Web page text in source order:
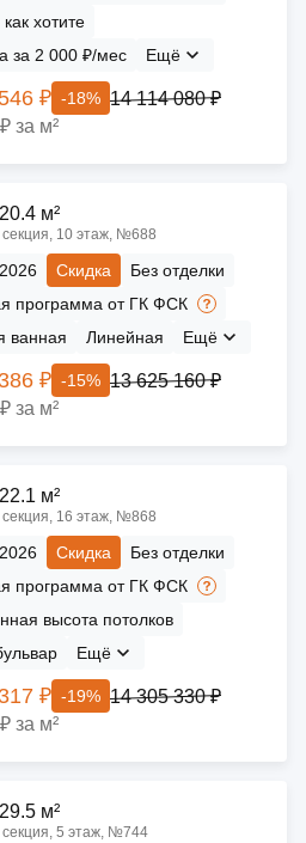
хотите
за 2 000 ₽/мес
Ещё
₽ -18% 14 114 080 ₽
за м²
м²
секция, 10 этаж, №688
Скидка
Без отделки
программа от ГК ФСК
ванная
Линейная Ещё
₽ -15% 13 625 160 ₽
за м²
м²
секция, 16 этаж, №868
Скидка
Без отделки
программа от ГК ФСК
высота потолков
Ещё
₽ -19% 14 305 330 ₽
за м²
м²
секция, 5 этаж, №744